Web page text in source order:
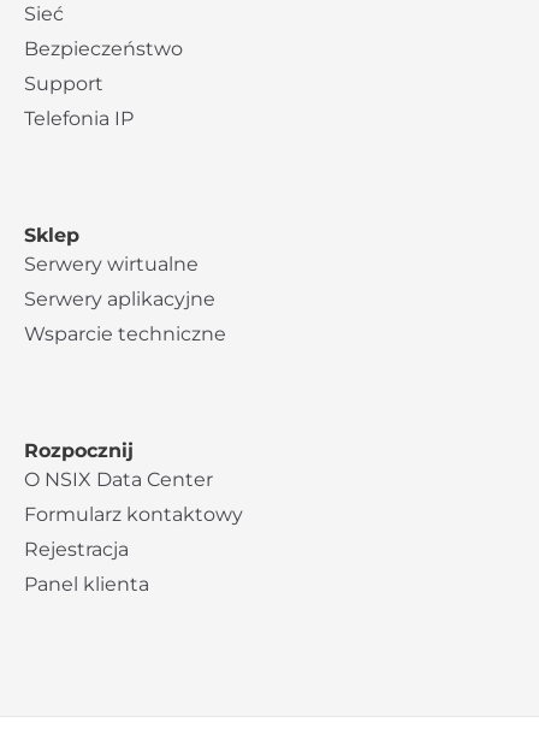
Sieć
Bezpieczeństwo
Support
Telefonia IP
Sklep
Serwery wirtualne
Serwery aplikacyjne
Wsparcie techniczne
Rozpocznij
O NSIX Data Center
Formularz kontaktowy
Rejestracja
Panel klienta